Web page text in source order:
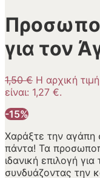
για τον
1,50€ Η αρχική
είναι: 1,27 €.
-15%
Χαράξτε την αγάπη
πάντα! Τα
ιδανική επιλογή
συνδυάζοντας την